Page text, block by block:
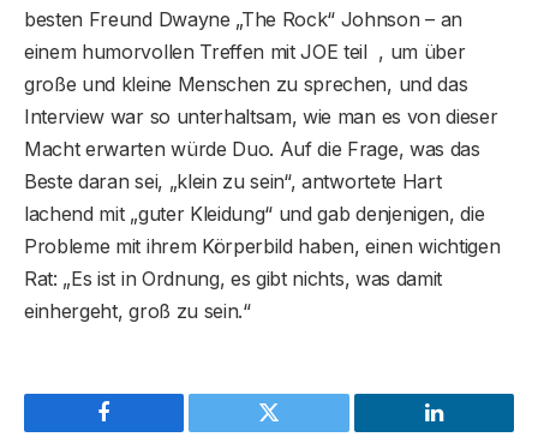
besten Freund Dwayne „The Rock“ Johnson – an
einem humorvollen Treffen mit JOE teil , um über
große und kleine Menschen zu sprechen, und das
Interview war so unterhaltsam, wie man es von dieser
Macht erwarten würde Duo. Auf die Frage, was das
Beste daran sei, „klein zu sein“, antwortete Hart
lachend mit „guter Kleidung“ und gab denjenigen, die
Probleme mit ihrem Körperbild haben, einen wichtigen
Rat: „Es ist in Ordnung, es gibt nichts, was damit
einhergeht, groß zu sein.“
Facebook Twitter LinkedIn